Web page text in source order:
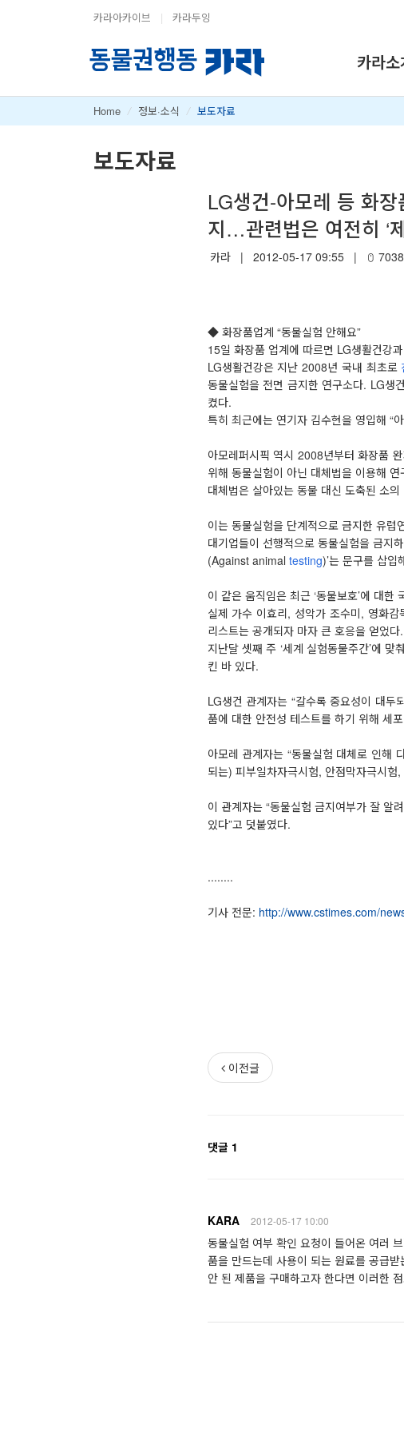
카라아카이브 | 카라두잉
카라소
Home / 정보·소식 / 보도자료
보도자료
LG생건-아모레 등 화
지…관련법은 여전히 ‘
카라 | 2012-05-17 09:55 | 7038
◆ 화장품업계 “동물실험 안해요”
15일 화장품 업계에 따르면 LG생활건강
LG생활건강은 지난 2008년 국내 최초로
동물실험을 전면 금지한 연구소다. LG생
켰다.
특히 최근에는 연기자 김수현을 영입해 “
아모레퍼시픽 역시 2008년부터 화장품
위해 동물실험이 아닌 대체법을 이용해 연
대체법은 살아있는 동물 대신 도축된 소
이는 동물실험을 단계적으로 금지한 유
대기업들이 선행적으로 동물실험을 금지
(Against animal testing)’는 문구를 삽입
이 같은 움직임은 최근 ‘동물보호’에 대
실제 가수 이효리, 성악가 조수미, 영화
리스트는 공개되자 마자 큰 호응을 얻었다.
지난달 셋째 주 ‘세계 실험동물주간’에
킨 바 있다.
LG생건 관계자는 “갈수록 중요성이 대두
품에 대한 안전성 테스트를 하기 위해 세
아모레 관계자는 “동물실험 대체로 인해
되는) 피부일차자극시험, 안점막자극시
이 관계자는 “동물실험 금지여부가 잘 알
있다”고 덧붙였다.
........
기사 전문: http://www.cstimes.com/
이전글
댓글 1
KARA 2012-05-17 10:00
동물실험 여부 확인 요청이 들어온 여러
품을 만드는데 사용이 되는 원료를 공급
안 된 제품을 구매하고자 한다면 이러한